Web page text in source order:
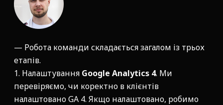
— Робота команди складається загалом із трьох
етапів.
1. Налаштування Google Analytics 4. Ми
перевіряємо, чи коректно в клієнтів
налаштовано GA 4. Якщо налаштовано, робимо